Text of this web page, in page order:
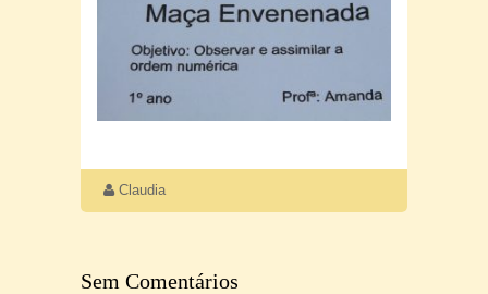
Claudia
Sem Comentários